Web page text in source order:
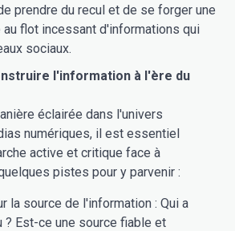
prendre du recul et de se forger une
flot incessant d'informations qui
sociaux.
l'information à l'ère du
éclairée dans l'univers
numériques, il est essentiel
active et critique face à
pistes pour y parvenir :
la source de l'information : Qui a
? Est-ce une source fiable et